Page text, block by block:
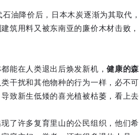
油降价后，日本木炭逐渐为其取代
筑用料又被东南亚的廉价木材击败
能在人类退出后焕发新机，健康的
干扰和其他物种的行为一样，必不
致新生低矮的喜光植被枯萎，看上
了许多复育里山的公民组织，他们